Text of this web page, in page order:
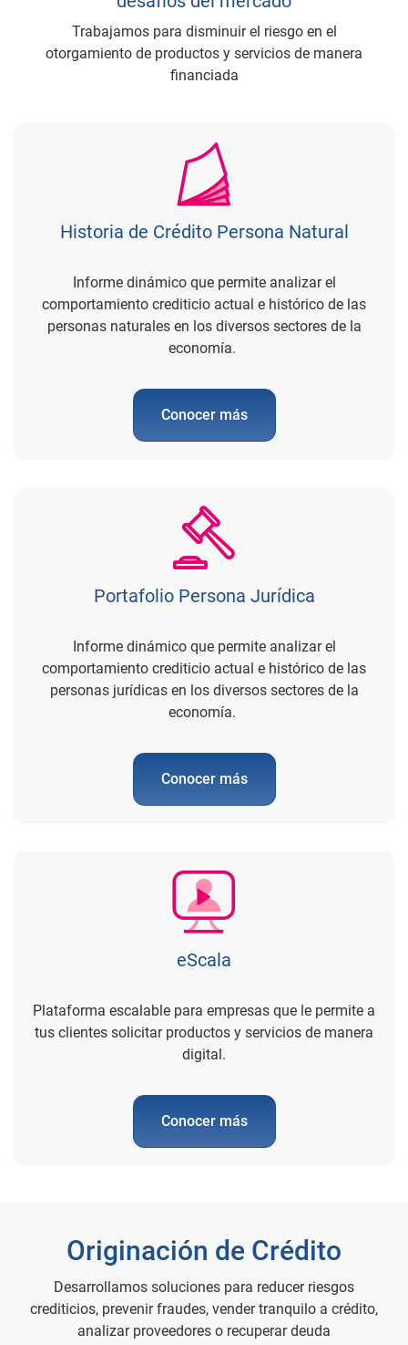
Trabajamos para disminuir el riesgo en el
otorgamiento de productos y servicios de manera
financiada
Historia de Crédito Persona Natural
Informe dinámico que permite analizar el
comportamiento crediticio actual e histórico de las
personas naturales en los diversos sectores de la
economía.
Conocer más
Portafolio Persona Jurídica
Informe dinámico que permite analizar el
comportamiento crediticio actual e histórico de las
personas jurídicas en los diversos sectores de la
economía.
Conocer más
eScala
Plataforma escalable para empresas que le permite a
tus clientes solicitar productos y servicios de manera
digital.
Conocer más
Originación de Crédito
Desarrollamos soluciones para reducer riesgos
crediticios, prevenir fraudes, vender tranquilo a crédito,
analizar proveedores o recuperar deuda